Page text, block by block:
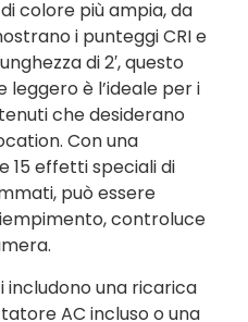
colore più ampia, da
i punteggi CRI e
di 2′, questo
leggero è l’ideale per i
che desiderano
Con una
15 effetti speciali di
può essere
controluce
includono una ricarica
AC incluso o una